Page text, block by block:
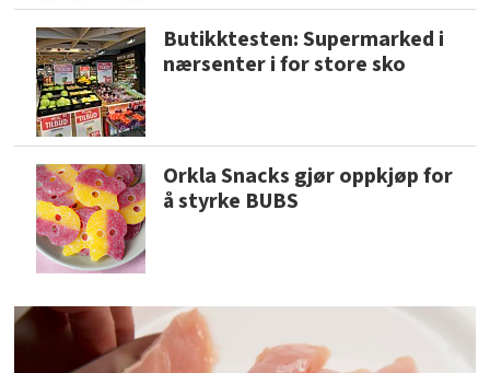
Butikktesten: Supermarked i
nærsenter i for store sko
Orkla Snacks gjør oppkjøp for
å styrke BUBS